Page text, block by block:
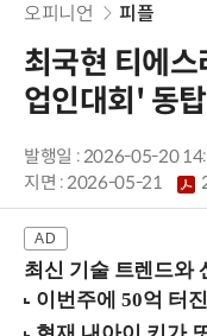
오피니언 피플
최국현 티에스
업인대회' 동
발행일 : 2026-05-20
지면 :2026-05-21
최신 기술 트렌드와 산업별 적